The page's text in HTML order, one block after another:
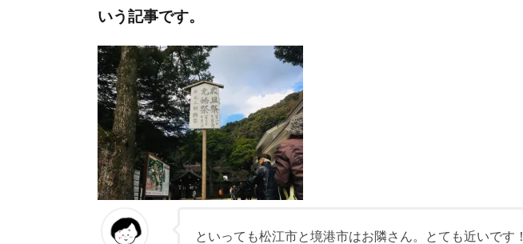
いう記事です。
といっても松江市と境港市はお隣さん。とても近いです！